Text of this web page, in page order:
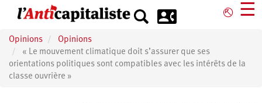
principal
⎋ ☰
Opinions
Opinions
« Le mouvement climatique doit s’assurer que ses
orientations politiques sont compatibles avec les intérêts de la
classe ouvrière »